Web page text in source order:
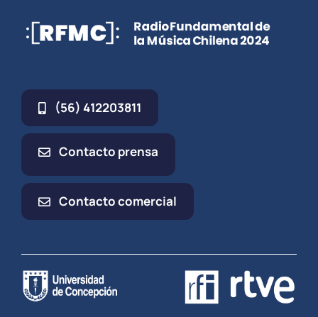
(56) 412203811
Contacto prensa
Contacto comercial